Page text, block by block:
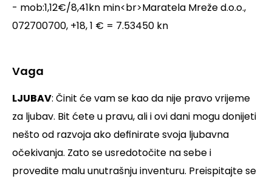
- mob:1,12€/8,41kn min<br>Maratela Mreže d.o.o.,
072700700, +18, 1 € = 7.53450 kn
Vaga
LJUBAV: Činit će vam se kao da nije pravo vrijeme
za ljubav. Bit ćete u pravu, ali i ovi dani mogu donijeti
nešto od razvoja ako definirate svoja ljubavna
očekivanja. Zato se usredotočite na sebe i
provedite malu unutrašnju inventuru. Preispitajte se